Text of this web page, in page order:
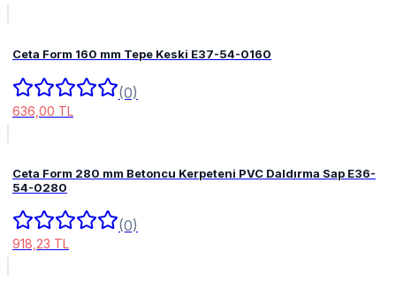
Ceta Form 160 mm Tepe Keski E37-54-0160
(0)
636,00 TL
Ceta Form 280 mm Betoncu Kerpeteni PVC Daldırma Sap E36-
54-0280
(0)
918,23 TL